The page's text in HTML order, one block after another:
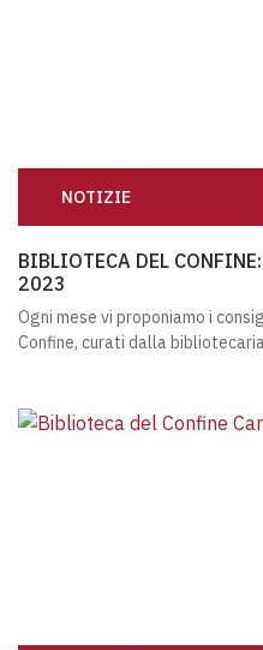
NOTIZIE
BIBLIOTECA DEL
2023
Ogni mese vi proponiamo i
Confine, curati dalla